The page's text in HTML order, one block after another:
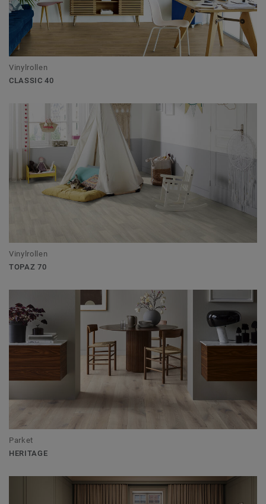
Vinylrollen
CLASSIC 40
Vinylrollen
TOPAZ 70
Parket
HERITAGE